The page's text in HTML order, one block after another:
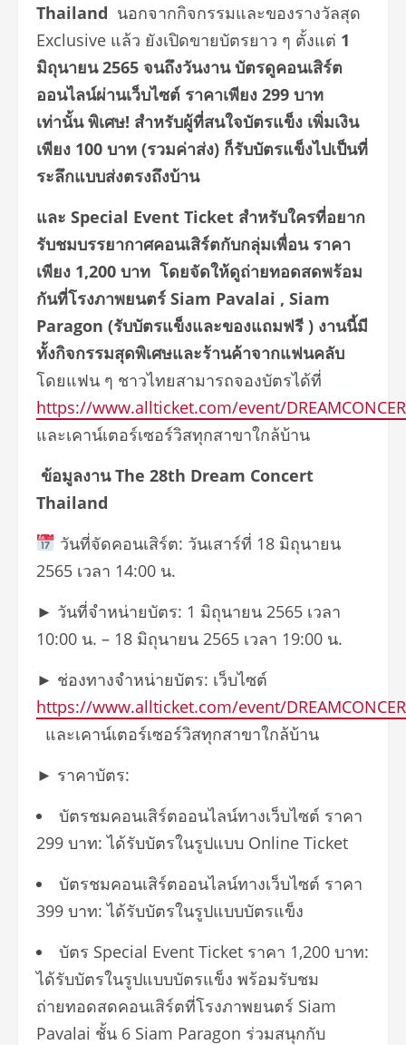
Thailand นอกจากกิจกรรมและของรางวัลสุด
Exclusive แล้ว ยังเปิดขายบัตรยาว ๆ ตั้งแต่ 1
มิถุนายน 2565 จนถึงวันงาน บัตรดูคอนเสิร์ต
ออนไลน์ผ่านเว็บไซต์ ราคาเพียง 299 บาท
เท่านั้น พิเศษ! สำหรับผู้ที่สนใจบัตรแข็ง เพิ่มเงิน
เพียง 100 บาท (รวมค่าส่ง) ก็รับบัตรแข็งไปเป็นที่
ระลึกแบบส่งตรงถึงบ้าน
และ Special Event Ticket สำหรับใครที่อยาก
รับชมบรรยากาศคอนเสิร์ตกับกลุ่มเพื่อน ราคา
เพียง 1,200 บาท โดยจัดให้ดูถ่ายทอดสดพร้อม
กันที่โรงภาพยนตร์ Siam Pavalai , Siam
Paragon (รับบัตรแข็งและของแถมฟรี ) งานนี้มี
ทั้งกิจกรรมสุดพิเศษและร้านค้าจากแฟนคลับ
โดยแฟน ๆ ชาวไทยสามารถจองบัตรได้ที่
https://www.allticket.com/event/
และเคาน์เตอร์เซอร์วิสทุกสาขาใกล้บ้าน
ข้อมูลงาน The 28th Dream Concert
Thailand
วันที่จัดคอนเสิร์ต: วันเสาร์ที่ 18 มิถุนายน
2565 เวลา 14:00 น.
► วันที่จำหน่ายบัตร: 1 มิถุนายน 2565 เวลา
10:00 น. – 18 มิถุนายน 2565 เวลา 19:00 น.
► ช่องทางจำหน่ายบัตร: เว็บไซต์
https://www.allticket.com/event/
และเคาน์เตอร์เซอร์วิสทุกสาขาใกล้บ้าน
► ราคาบัตร:
บัตรชมคอนเสิร์ตออนไลน์ทางเว็บไซต์ ราคา
299 บาท: ได้รับบัตรในรูปแบบ Online Ticket
บัตรชมคอนเสิร์ตออนไลน์ทางเว็บไซต์ ราคา
399 บาท: ได้รับบัตรในรูปแบบบัตรแข็ง
บัตร Special Event Ticket ราคา 1,200 บาท:
ได้รับบัตรในรูปแบบบัตรแข็ง พร้อมรับชม
ถ่ายทอดสดคอนเสิร์ตที่โรงภาพยนตร์ Siam
Pavalai ชั้น 6 Siam Paragon ร่วมสนุกกับ